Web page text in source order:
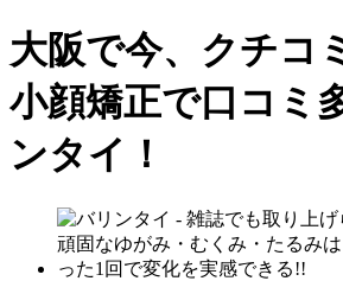
大阪で今、クチコ
小顔矯正で口コミ
ンタイ！